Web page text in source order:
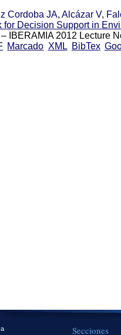
Cordoba JA, Alcázar V,
for Decision Support in
IBERAMIA 2012 Lecture
Marcado XML BibTex
Secciones